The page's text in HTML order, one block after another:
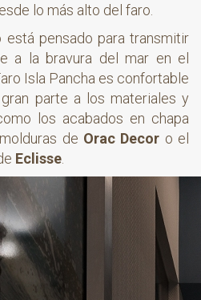
lo más alto del faro.
pensado para transmitir
a la bravura del mar en el
Isla Pancha es confortable
parte a los materiales y
los acabados en chapa
de Orac Decor o el
Eclisse